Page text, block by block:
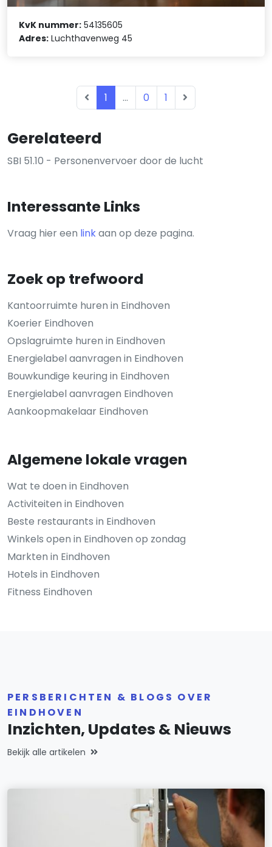
Gerelateerd
SBI 51.10 - Personenvervoer door de lucht
Interessante Links
Vraag hier een linkaan op deze pagina.
Zoek op trefwoord
Kantoorruimte huren in Eindhoven
Koerier Eindhoven
Opslagruimte huren in Eindhoven
Energielabel aanvragen in Eindhoven
Bouwkundige keuring in Eindhoven
Energielabel aanvragen Eindhoven
Aankoopmakelaar Eindhoven
Algemene lokale vragen
Wat te doen in Eindhoven
Activiteiten in Eindhoven
Beste restaurants in Eindhoven
Winkels open in Eindhoven op zondag
Markten in Eindhoven
Hotels in Eindhoven
Fitness Eindhoven
KvK nummer: 54135605
Adres: Luchthavenweg 45
1 ... 0 1
PERSBERICHTEN & BLOGS OVER
EINDHOVEN
Inzichten, Updates & Nieuws
Bekijk alle artikelen